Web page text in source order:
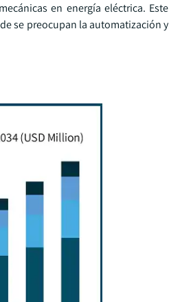
en energía eléctrica. Este
se preocupan la automatización y